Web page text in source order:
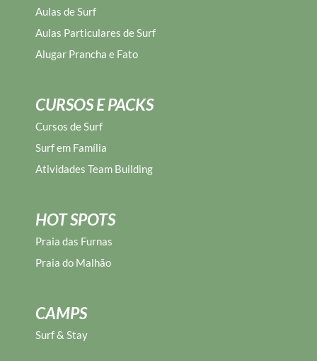
Aulas de Surf
Aulas Particulares de Surf
Alugar Prancha e Fato
CURSOS E PACKS
Cursos de Surf
Surf em Família
Atividades Team Building
HOT SPOTS
Praia das Furnas
Praia do Malhão
CAMPS
Surf & Stay